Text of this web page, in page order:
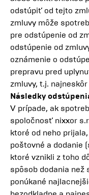
odstúpiť od tejto
zmluvy môže
pre odstúpenie od
odstúpenie od
oznámenie o
prepravu pred
zmluvy, t.j.
Následky
V prípade, ak
spoločnosť nixxor
ktoré od neho
poštovné a dodanie
ktoré vznikli z toho
spôsob dodania než
ponúkané